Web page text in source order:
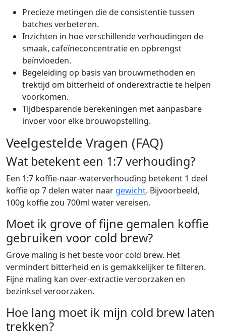
Precieze metingen die de consistentie tussen
batches verbeteren.
Inzichten in hoe verschillende verhoudingen de
smaak, cafeïneconcentratie en opbrengst
beïnvloeden.
Begeleiding op basis van brouwmethoden en
trektijd om bitterheid of onderextractie te helpen
voorkomen.
Tijdbesparende berekeningen met aanpasbare
invoer voor elke brouwopstelling.
Veelgestelde Vragen (FAQ)
Wat betekent een 1:7 verhouding?
Een 1:7 koffie-naar-waterverhouding betekent 1 deel
koffie op 7 delen water naar gewicht. Bijvoorbeeld,
100g koffie zou 700ml water vereisen.
Moet ik grove of fijne gemalen koffie
gebruiken voor cold brew?
Grove maling is het beste voor cold brew. Het
vermindert bitterheid en is gemakkelijker te filteren.
Fijne maling kan over-extractie veroorzaken en
bezinksel veroorzaken.
Hoe lang moet ik mijn cold brew laten
trekken?